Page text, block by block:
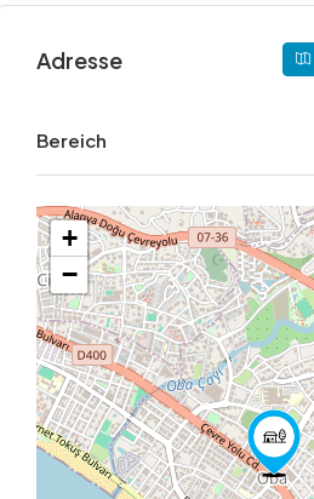
Adresse
Bereich
+
−